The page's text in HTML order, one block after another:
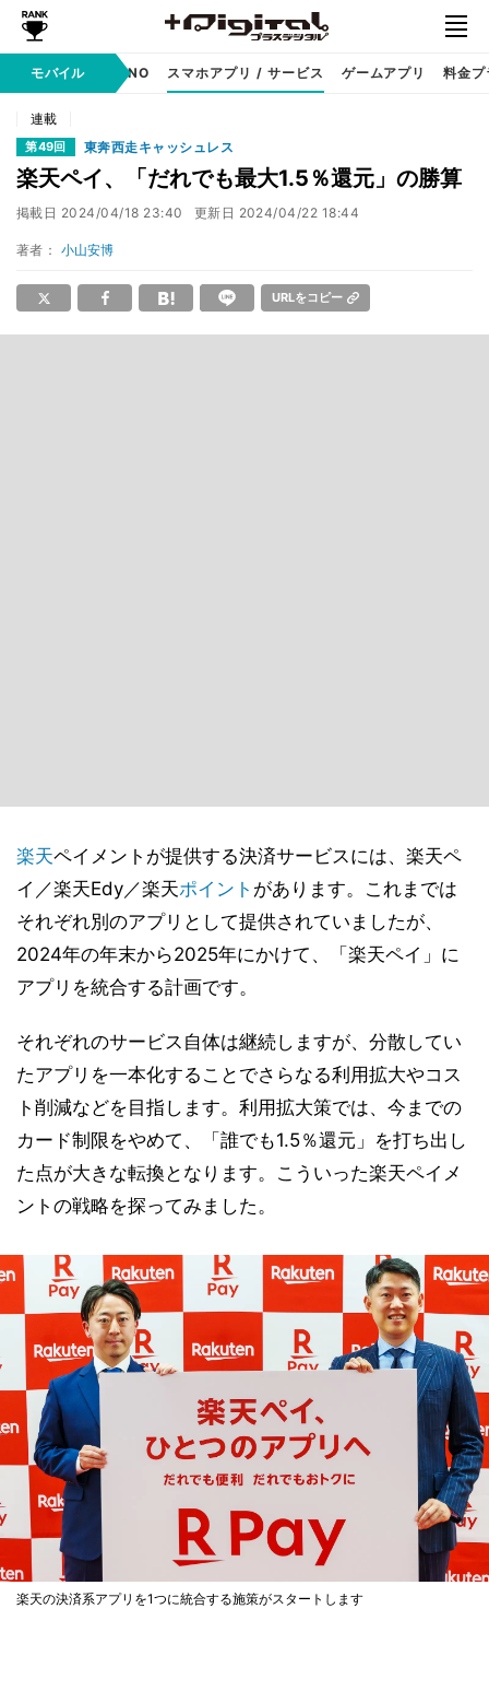
モバイル
携帯キャリア MVNO スマホアプリ / サービス ゲームアプリ 料金プ
連載
第49回 東奔西走キャッシュレス
楽天ペイ、「だれでも最大1.5％還元」の勝算
掲載日 2024/04/18 23:40 更新日 2024/04/22 18:44
著者： 小山安博
URLをコピー
楽天ペイメントが提供する決済サービスには、楽天ペ
イ／楽天Edy／楽天ポイント があります。これまでは
それぞれ別のアプリとして提供されていましたが、
2024年の年末から2025年にかけて、「楽天ペイ」に
アプリを統合する計画です。
それぞれのサービス自体は継続しますが、分散してい
たアプリを一本化することでさらなる利用拡大やコス
ト削減などを目指します。利用拡大策では、今までの
カード制限をやめて、「誰でも1.5％還元」を打ち出し
た点が大きな転換となります。こういった楽天ペイメ
ントの戦略を探ってみました。
楽天の決済系アプリを1つに統合する施策がスタートします